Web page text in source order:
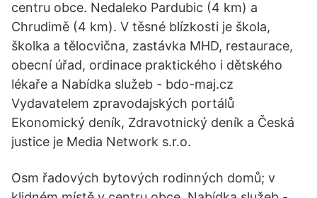
centru obce. Nedaleko Pardubic (4 km) a
Chrudimě (4 km). V těsné blízkosti je škola,
školka a tělocvična, zastávka MHD, restaurace,
obecní úřad, ordinace praktického i dětského
lékaře a Nabídka služeb - bdo-maj.cz
Vydavatelem zpravodajských portálů
Ekonomický deník, Zdravotnický deník a Česká
justice je Media Network s.r.o.
Osm řadových bytových rodinných domů; v